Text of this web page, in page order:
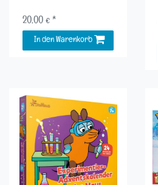
20,00 € *
In den Warenkorb